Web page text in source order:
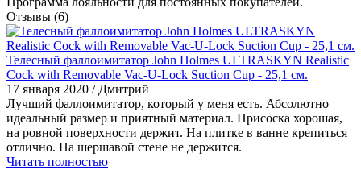
Отзывы (6)
Телесный фаллоимитатор John Holmes ULTRASKYN Realistic
Cock with Removable Vac-U-Lock Suction Cup - 25,1 см.
17 января 2020 / Дмитрий
Лучший фаллоимитатор, который у меня есть. Абсолютно
идеальный размер и приятный материал. Присоска хорошая,
на ровной поверхности держит. На плитке в ванне крепиться
отлично. На шершавой стене не держится.
Читать полностью